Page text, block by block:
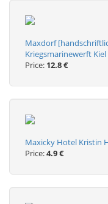
Maxdorf
Kriegsmarinewerft Kiel
Price: 12.8 €
Maxicky Hotel Kristin
Price:4.9 €